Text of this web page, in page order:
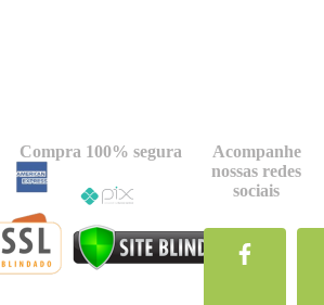
Compra 100% segura
Acompanhe
nossas redes
sociais